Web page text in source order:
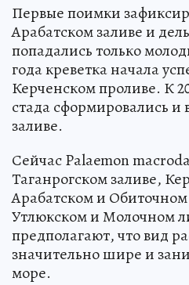
Первые поимки
Арабатском заливе и
попадались только
года креветка начала
Керченском проливе. К
стада сформировались и
заливе.
Сейчас Palaemon
Таганрогском заливе,
Арабатском и Обиточном
Утлюкском и Молочном
предполагают, что вид
значительно шире и
море.